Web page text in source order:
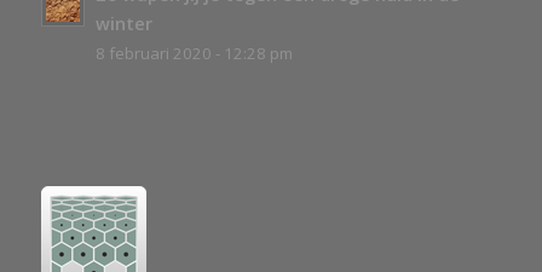
winter
8 februari 2020 - 12:28 pm